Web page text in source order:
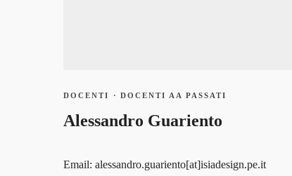
DOCENTI · DOCENTI AA PASSATI
Alessandro Guariento
Email: alessandro.guariento[at]isiadesign.pe.it
admin_isia
0 Courses